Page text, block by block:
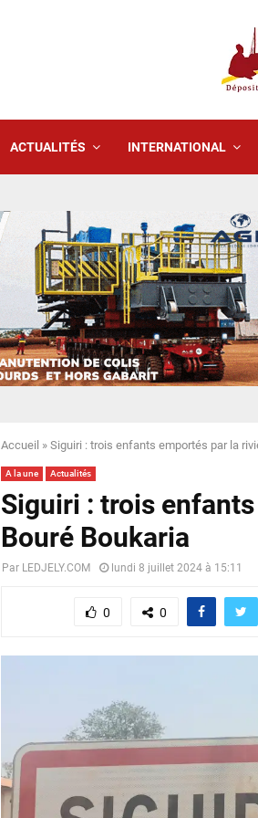
ACTUALITÉS INTERNATIONAL
Accueil » Siguiri : trois enfants emportés par la
A la une Actualités
Siguiri : trois
Bouré Boukaria
Par LEDJELY.COM lundi 8 juillet 2024 à 15:11
0 0